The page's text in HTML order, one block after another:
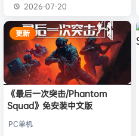
2026-07-20
更新
《最后一次突击/Phantom
Squad》免安装中文版
PC单机